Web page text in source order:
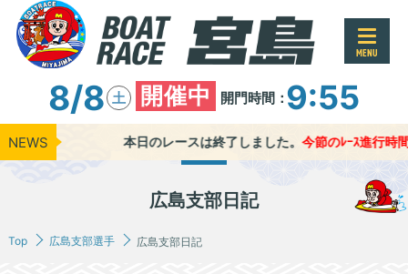
MENU
8/8 土 開催中 開門時間：9:55
NEWS 本日のレースは終了しました。 今節のﾚｰｽ進行時
広島支部日記
Top 広島支部選手 広島支部日記